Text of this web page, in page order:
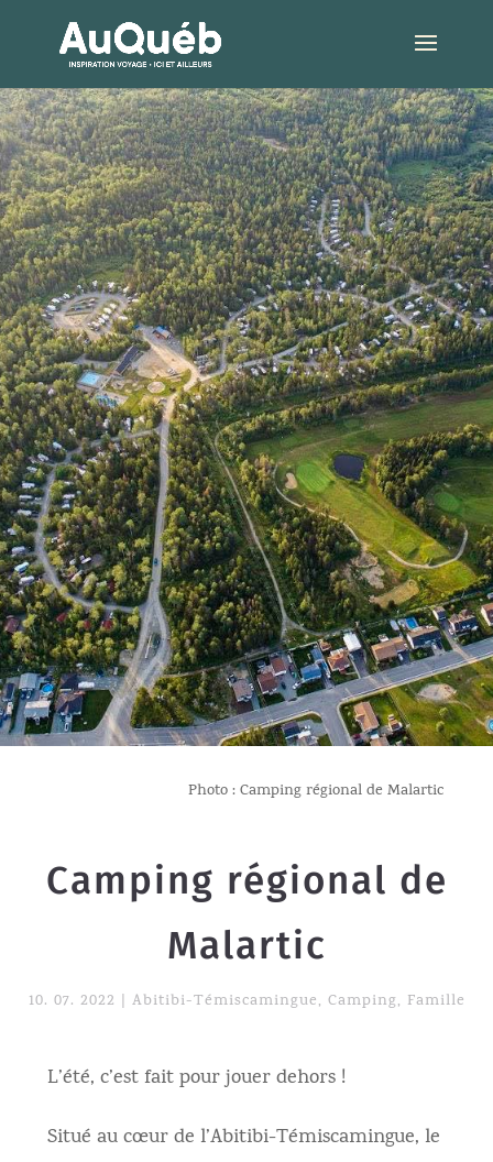
Photo : Camping régional de Malartic
Camping régional de
Malartic
10. 07. 2022 Abitibi-Témiscamingue, Camping, Famille
L’été, c’est fait pour jouer dehors !
Situé au cœur de l’Abitibi-Témiscamingue, le